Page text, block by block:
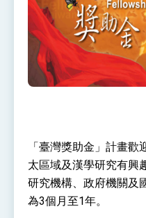
外交部長林佳
世界 需要台灣
外交部長林佳
「見證蛻變，
位轉 型迎向
總統主持「台
明臺美合作三
領 下一個世代
外交部長林佳
外交部長林佳
會」訪問團一
臺美經貿談判
成「臺美對等
卓揆：臺美關
利戰略地位 全
「臺灣獎助金」計畫
太區域及漢學研究有興
研究機構、政府機關及
為3個月至1年。